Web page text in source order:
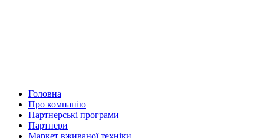
Головна
Про компанію
Партнерські програми
Партнери
Маркет вживаної техніки